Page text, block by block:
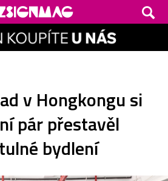
v Hongkongu si
pár přestavěl
bydlení